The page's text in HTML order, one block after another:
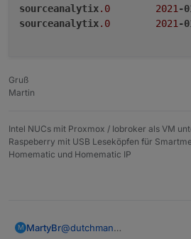
sourceanalytix.0 2021 -
sourceanalytix.0 2021 -
Gruß
Martin
Intel NUCs mit Proxmox / Iobroker als VM
Raspeberry mit USB Leseköpfen für
Homematic und Homematic IP
M MartyBr@dutchman